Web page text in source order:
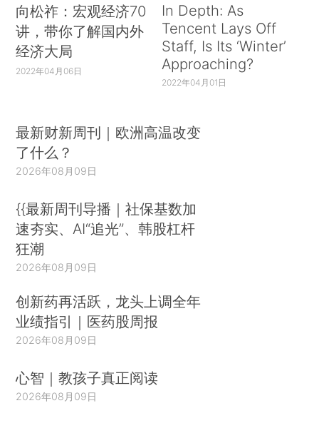
向松祚：宏观经济70
讲，带你了解国内外
经济大局
2022年04月06日
In Depth: As
Tencent Lays Off
Staff, Is Its ‘Winter’
Approaching?
2022年04月01日
最新财新周刊｜欧洲高温改变
了什么？
2026年08月09日
{{最新周刊导播｜社保基数加
速夯实、AI“追光”、韩股杠杆
狂潮
2026年08月09日
创新药再活跃，龙头上调全年
业绩指引｜医药股周报
2026年08月09日
心智｜教孩子真正阅读
2026年08月09日